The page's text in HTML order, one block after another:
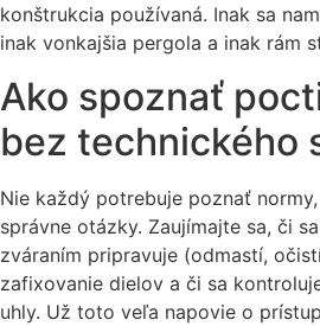
konštrukcia používaná. Inak sa
inak vonkajšia pergola a inak rám
Ako spoznať
bez technického
Nie každý potrebuje poznať
správne otázky. Zaujímajte sa, či
zváraním pripravuje (odmastí,
zafixovanie dielov a či sa
uhly. Už toto veľa napovie o